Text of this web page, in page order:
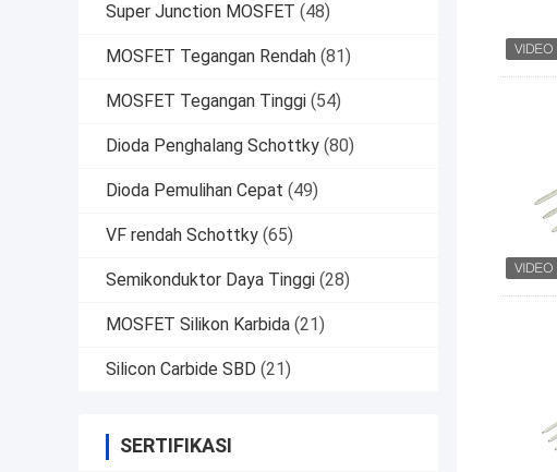
Super Junction MOSFET (48)
MOSFET Tegangan Rendah (81)
MOSFET Tegangan Tinggi (54)
Dioda Penghalang Schottky (80)
Dioda Pemulihan Cepat (49)
VF rendah Schottky (65)
Semikonduktor Daya Tinggi (28)
MOSFET Silikon Karbida (21)
Silicon Carbide SBD (21)
SERTIFIKASI